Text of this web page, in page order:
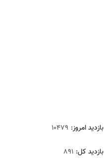
بازدید امروز: 10479
بازدید‌ کل: 891